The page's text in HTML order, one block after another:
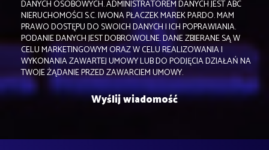
DANYCH OSOBOWYCH. ADMINISTRATOREM DANYCH JEST ABC
NIERUCHOMOŚCI S.C. IWONA PŁACZEK MAREK PARDO. MAM
PRAWO DOSTĘPU DO SWOICH DANYCH I ICH POPRAWIANIA.
PODANIE DANYCH JEST DOBROWOLNE. DANE ZBIERANE SĄ W
CELU MARKETINGOWYM ORAZ W CELU REALIZOWANIA I
WYKONANIA ZAWARTEJ UMOWY LUB DO PODJĘCIA DZIAŁAŃ NA
TWOJE ŻĄDANIE PRZED ZAWARCIEM UMOWY.